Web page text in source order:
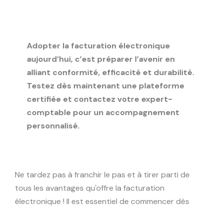
Adopter la facturation électronique
aujourd’hui, c’est préparer l’avenir en
alliant conformité, efficacité et durabilité.
Testez dès maintenant une plateforme
certifiée et contactez votre expert-
comptable pour un accompagnement
personnalisé.
Ne tardez pas à franchir le pas et à tirer parti de
tous les avantages qu'offre la facturation
électronique ! Il est essentiel de commencer dès